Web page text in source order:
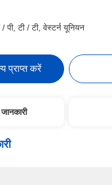
पी, टी / टी, वेस्टर्न यूनियन
प्राप्त करें